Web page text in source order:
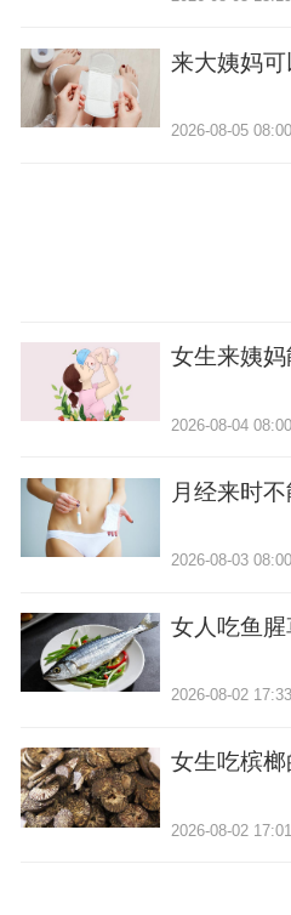
来大姨妈
2026-08-05 08:00
女生来姨
2026-08-04 08:00
月经来时
2026-08-03 08:00
女人吃鱼
2026-08-02 17:33
女生吃槟榔
2026-08-02 17:01